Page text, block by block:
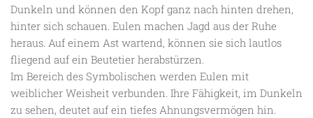
Dunkeln und können den Kopf ganz nach hinten drehen,
hinter sich schauen. Eulen machen Jagd aus der Ruhe
heraus. Auf einem Ast wartend, können sie sich lautlos
fliegend auf ein Beutetier herabstürzen.
Im Bereich des Symbolischen werden Eulen mit
weiblicher Weisheit verbunden. Ihre Fähigkeit, im Dunkeln
zu sehen, deutet auf ein tiefes Ahnungsvermögen hin.